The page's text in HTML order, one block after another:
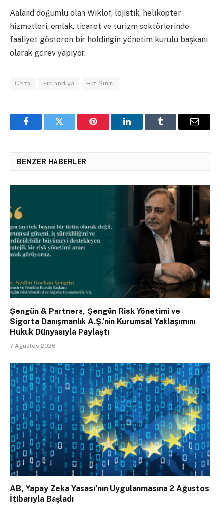
Aaland doğumlu olan Wiklof, lojistik, helikopter
hizmetleri, emlak, ticaret ve turizm sektörlerinde
faaliyet gösteren bir holdingin yönetim kurulu başkanı
olarak görev yapıyor.
Ceza Finlandiya Hız Sınırı
FacebookTwitter Pinterest LinkedInTumblr Email
BENZER HABERLER
Şengün & Partners, Şengün Risk Yönetimi ve
Sigorta Danışmanlık A.Ş.’nin Kurumsal Yaklaşımını
Hukuk Dünyasıyla Paylaştı
7 Ağustos 2026
AB, Yapay Zeka Yasası’nın Uygulanmasına 2 Ağustos
İtibarıyla Başladı